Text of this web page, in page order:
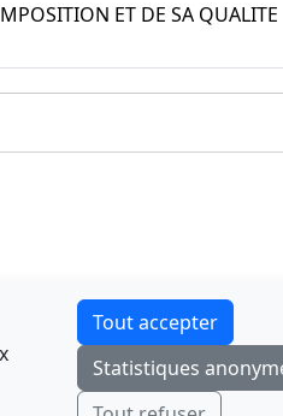
ET DE SA QUALITE
F-Droid·App Store·
Tout accepter
Statistiques